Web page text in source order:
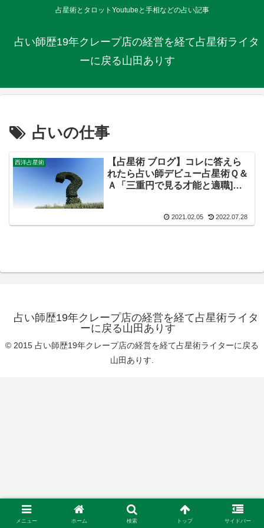
占星術とタロットYoutubeと手相などの占い記事
占い師歴19年クレープ店の経営を経て占星術ライタ
ーに戻る山田ありす
占いの仕事
西洋占星術
【占星術 ブログ】コレに答えら
れたら占い師デビュー占星術Ｑ＆
Ａ「三重円で見る才能と適職]
2021.02.05 2022.07.28
占い師歴19年クレープ店の経営を経て占星術ライタ
ーに戻る山田ありす
© 2015 占い師歴19年クレープ店の経営を経て占星術ライターに戻る
山田ありす.
メニュー ホーム 検索 トップ サイドバー